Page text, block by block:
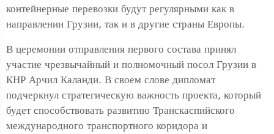
контейнерные перевозки будут регулярными как в
направлении Грузии, так и в другие страны Европы.
В церемонии отправления первого состава принял
участие чрезвычайный и полномочный посол Грузии в
КНР Арчил Каланди. В своем слове дипломат
подчеркнул стратегическую важность проекта, который
будет способствовать развитию Транскаспийского
международного транспортного коридора и